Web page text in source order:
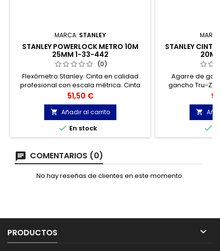
MARCA: STANLEY
STANLEY POWERLOCK METRO 10M
25MM 1-33-442
(0)
Flexómetro Stanley. Cinta en calidad
profesional con escala métrica. Cinta
extra gruesa (25 mm), curvada. Cinta
revestida completamente con una capa
protectora de Mylar
Precio
51,50 €
 Añadir al carrito
 En stock
STANLEY
20M
Agarre de
gancho Tru-
Gancho
65.6 ft. Mango


COMENTARIOS (0)
No hay reseñas de clientes en este momento.
PRODUCTOS 